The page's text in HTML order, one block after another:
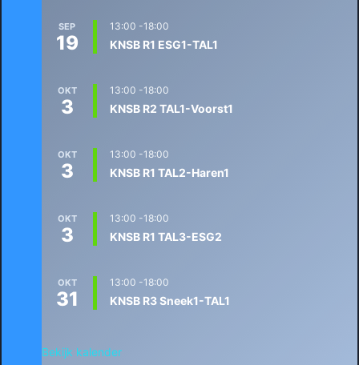
SEP
19
13:00 -18:00
KNSB R1 ESG1-TAL1
OKT
3
13:00 -18:00
KNSB R2 TAL1-Voorst1
OKT
3
13:00 -18:00
KNSB R1 TAL2-Haren1
OKT
3
13:00 -18:00
KNSB R1 TAL3-ESG2
OKT
31
13:00 -18:00
KNSB R3 Sneek1-TAL1
Bekijk kalender